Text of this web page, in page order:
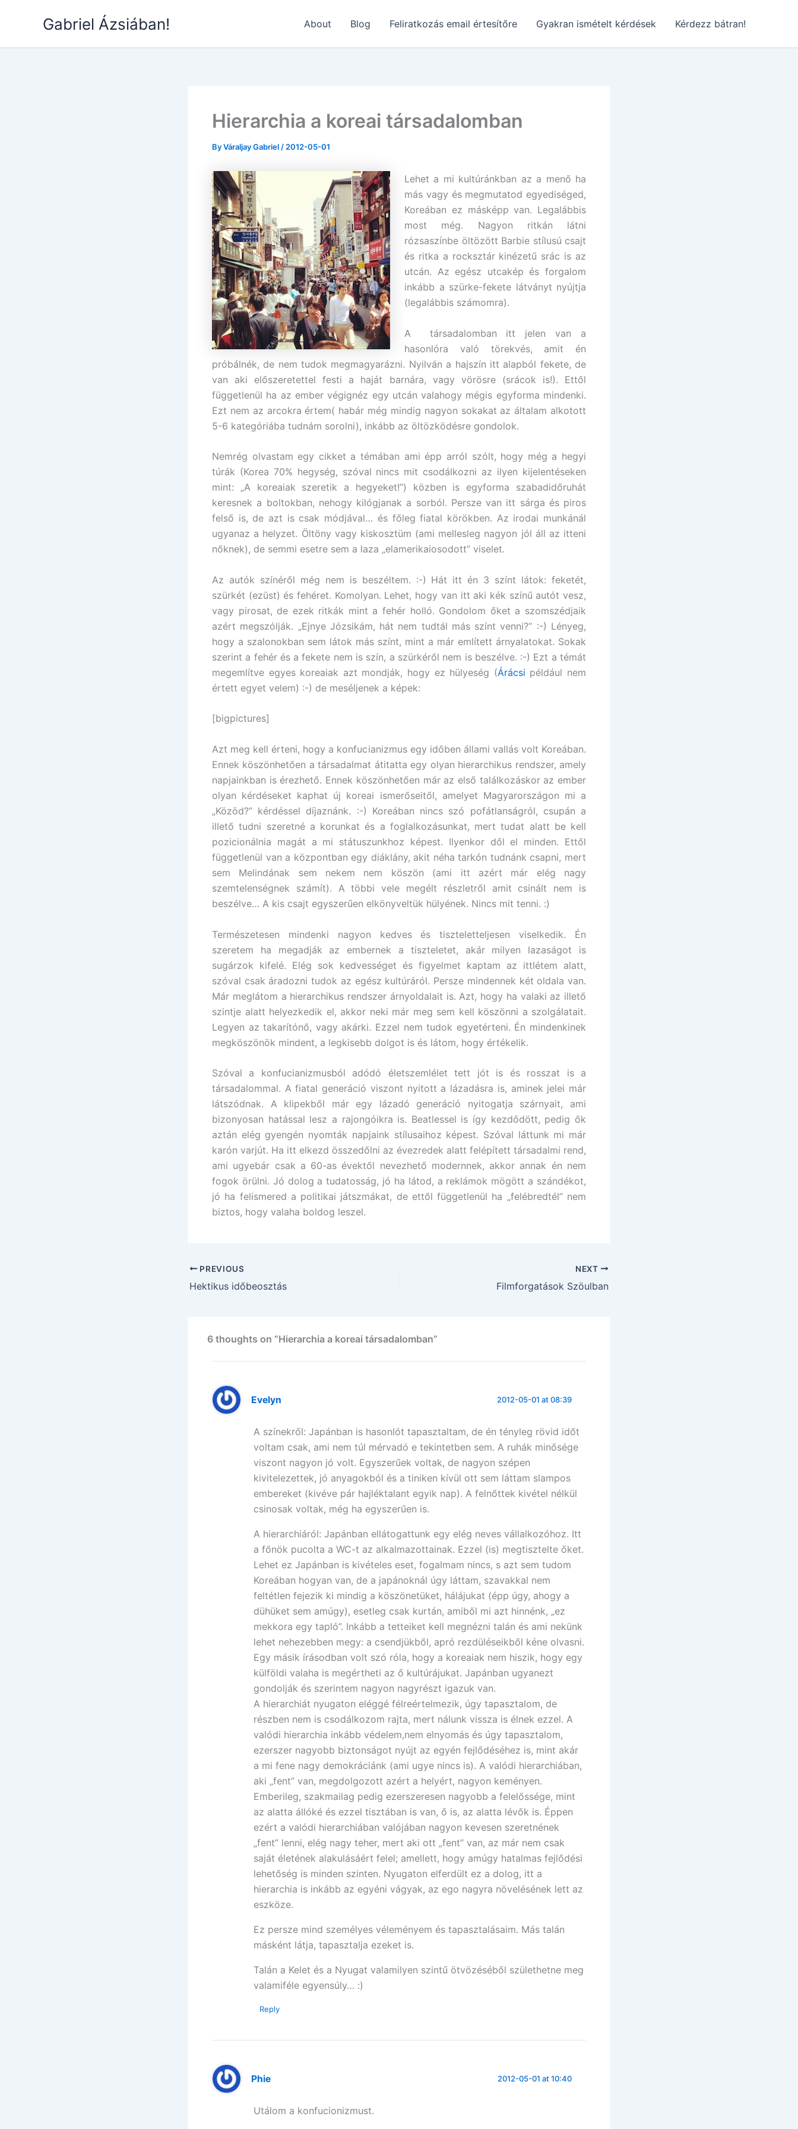
Gabriel Ázsiában! About Blog Feliratkozás email értesítőre Gyakran ismételt kérdések Kérdezz bátran!
Hierarchia a koreai társadalomban
ByVáraljay Gabriel / 2012-05-01
Lehet a mi kultúránkban az a menő ha
más vagy és megmutatod egyediséged,
Koreában ez másképp van. Legalábbis
most még. Nagyon ritkán látni
rózsaszínbe öltözött Barbie stílusú csajt
és ritka a rocksztár kinézetű srác is az
utcán. Az egész utcakép és forgalom
inkább a szürke-fekete látványt nyújtja
(legalábbis számomra).
A társadalomban itt jelen van a
hasonlóra való törekvés, amit én
próbálnék, de nem tudok megmagyarázni. Nyilván a hajszín itt alapból fekete, de
van aki előszeretettel festi a haját barnára, vagy vörösre (srácok is!). Ettől
függetlenül ha az ember végignéz egy utcán valahogy mégis egyforma mindenki.
Ezt nem az arcokra értem( habár még mindig nagyon sokakat az általam alkotott
5-6 kategóriába tudnám sorolni), inkább az öltözködésre gondolok.
Nemrég olvastam egy cikket a témában ami épp arról szólt, hogy még a hegyi
túrák (Korea 70% hegység, szóval nincs mit csodálkozni az ilyen kijelentéseken
mint: „A koreaiak szeretik a hegyeket!”) közben is egyforma szabadidőruhát
keresnek a boltokban, nehogy kilógjanak a sorból. Persze van itt sárga és piros
felső is, de azt is csak módjával… és főleg fiatal körökben. Az irodai munkánál
ugyanaz a helyzet. Öltöny vagy kiskosztüm (ami mellesleg nagyon jól áll az itteni
nőknek), de semmi esetre sem a laza „elamerikaiosodott” viselet.
Az autók színéről még nem is beszéltem. :-) Hát itt én 3 színt látok: feketét,
szürkét (ezüst) és fehéret. Komolyan. Lehet, hogy van itt aki kék színű autót vesz,
vagy pirosat, de ezek ritkák mint a fehér holló. Gondolom őket a szomszédjaik
azért megszólják. „Ejnye Józsikám, hát nem tudtál más színt venni?” :-) Lényeg,
hogy a szalonokban sem látok más színt, mint a már említett árnyalatokat. Sokak
szerint a fehér és a fekete nem is szín, a szürkéről nem is beszélve. :-) Ezt a témát
megemlítve egyes koreaiak azt mondják, hogy ez hülyeség (Árácsi például nem
értett egyet velem) :-) de meséljenek a képek:
[bigpictures]
Azt meg kell érteni, hogy a konfucianizmus egy időben állami vallás volt Koreában.
Ennek köszönhetően a társadalmat átitatta egy olyan hierarchikus rendszer, amely
napjainkban is érezhető. Ennek köszönhetően már az első találkozáskor az ember
olyan kérdéseket kaphat új koreai ismerőseitől, amelyet Magyarországon mi a
„Közöd?” kérdéssel díjaznánk. :-) Koreában nincs szó pofátlanságról, csupán a
illető tudni szeretné a korunkat és a foglalkozásunkat, mert tudat alatt be kell
pozicionálnia magát a mi státuszunkhoz képest. Ilyenkor dől el minden. Ettől
függetlenül van a központban egy diáklány, akit néha tarkón tudnánk csapni, mert
sem Melindának sem nekem nem köszön (ami itt azért már elég nagy
szemtelenségnek számít). A többi vele megélt részletről amit csinált nem is
beszélve… A kis csajt egyszerűen elkönyveltük hülyének. Nincs mit tenni. :)
Természetesen mindenki nagyon kedves és tiszteletteljesen viselkedik. Én
szeretem ha megadják az embernek a tiszteletet, akár milyen lazaságot is
sugárzok kifelé. Elég sok kedvességet és figyelmet kaptam az ittlétem alatt,
szóval csak áradozni tudok az egész kultúráról. Persze mindennek két oldala van.
Már meglátom a hierarchikus rendszer árnyoldalait is. Azt, hogy ha valaki az illető
szintje alatt helyezkedik el, akkor neki már meg sem kell köszönni a szolgálatait.
Legyen az takarítónő, vagy akárki. Ezzel nem tudok egyetérteni. Én mindenkinek
megköszönök mindent, a legkisebb dolgot is és látom, hogy értékelik.
Szóval a konfucianizmusból adódó életszemlélet tett jót is és rosszat is a
társadalommal. A fiatal generáció viszont nyitott a lázadásra is, aminek jelei már
látszódnak. A klipekből már egy lázadó generáció nyitogatja szárnyait, ami
bizonyosan hatással lesz a rajongóikra is. Beatlessel is így kezdődött, pedig ők
aztán elég gyengén nyomták napjaink stílusaihoz képest. Szóval láttunk mi már
karón varjút. Ha itt elkezd összedőlni az évezredek alatt felépített társadalmi rend,
ami ugyebár csak a 60-as évektől nevezhető modernnek, akkor annak én nem
fogok örülni. Jó dolog a tudatosság, jó ha látod, a reklámok mögött a szándékot,
jó ha felismered a politikai játszmákat, de ettől függetlenül ha „felébredtél” nem
biztos, hogy valaha boldog leszel.
PREVIOUS
Hektikus időbeosztás
NEXT
Filmforgatások Szöulban
6 thoughts on “Hierarchia a koreai társadalomban”
Evelyn 2012-05-01 at 08:39
A színekről: Japánban is hasonlót tapasztaltam, de én tényleg rövid időt
voltam csak, ami nem túl mérvadó e tekintetben sem. A ruhák minősége
viszont nagyon jó volt. Egyszerűek voltak, de nagyon szépen
kivitelezettek, jó anyagokból és a tiniken kívül ott sem láttam slampos
embereket (kivéve pár hajléktalant egyik nap). A felnőttek kivétel nélkül
csinosak voltak, még ha egyszerűen is.
A hierarchiáról: Japánban ellátogattunk egy elég neves vállalkozóhoz. Itt
a főnök pucolta a WC-t az alkalmazottainak. Ezzel (is) megtisztelte őket.
Lehet ez Japánban is kivételes eset, fogalmam nincs, s azt sem tudom
Koreában hogyan van, de a japánoknál úgy láttam, szavakkal nem
feltétlen fejezik ki mindig a köszönetüket, hálájukat (épp úgy, ahogy a
dühüket sem amúgy), esetleg csak kurtán, amiből mi azt hinnénk, „ez
mekkora egy tapló”. Inkább a tetteiket kell megnézni talán és ami nekünk
lehet nehezebben megy: a csendjükből, apró rezdüléseikből kéne olvasni.
Egy másik írásodban volt szó róla, hogy a koreaiak nem hiszik, hogy egy
külföldi valaha is megértheti az ő kultúrájukat. Japánban ugyanezt
gondolják és szerintem nagyon nagyrészt igazuk van.
A hierarchiát nyugaton eléggé félreértelmezik, úgy tapasztalom, de
részben nem is csodálkozom rajta, mert nálunk vissza is élnek ezzel. A
valódi hierarchia inkább védelem,nem elnyomás és úgy tapasztalom,
ezerszer nagyobb biztonságot nyújt az egyén fejlődéséhez is, mint akár
a mi fene nagy demokráciánk (ami ugye nincs is). A valódi hierarchiában,
aki „fent” van, megdolgozott azért a helyért, nagyon keményen.
Emberileg, szakmailag pedig ezerszeresen nagyobb a felelőssége, mint
az alatta állóké és ezzel tisztában is van, ő is, az alatta lévők is. Éppen
ezért a valódi hierarchiában valójában nagyon kevesen szeretnének
„fent” lenni, elég nagy teher, mert aki ott „fent” van, az már nem csak
saját életének alakulásáért felel; amellett, hogy amúgy hatalmas fejlődési
lehetőség is minden szinten. Nyugaton elferdült ez a dolog, itt a
hierarchia is inkább az egyéni vágyak, az ego nagyra növelésének lett az
eszköze.
Ez persze mind személyes véleményem és tapasztalásaim. Más talán
másként látja, tapasztalja ezeket is.
Talán a Kelet és a Nyugat valamilyen szintű ötvözéséből születhetne meg
valamiféle egyensúly… :)
Reply
Phie 2012-05-01 at 10:40
Utálom a konfucionizmust.